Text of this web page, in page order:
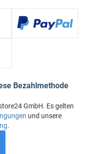
Bezahlmethode
GmbH. Es gelten
und unsere
.